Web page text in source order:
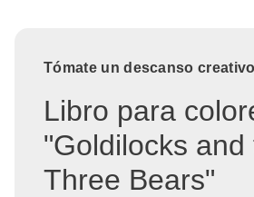
Tómate un descanso
Libro para
"Goldilocks and
Three Bears"